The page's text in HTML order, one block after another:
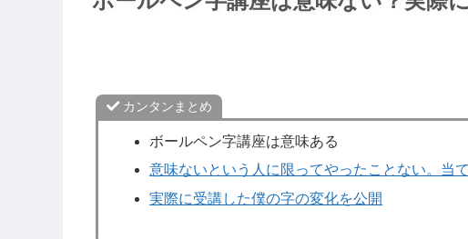
カンタンまとめ
ボールペン字講座は意味ある
意味ないという人に限ってやったことない。当
実際に受講した僕の字の変化を公開